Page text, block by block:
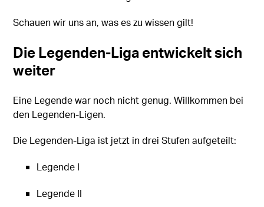
Schauen wir uns an, was es zu wissen gilt!
Die Legenden-Liga entwickelt sich
weiter
Eine Legende war noch nicht genug. Willkommen bei
den Legenden-Ligen.
Die Legenden-Liga ist jetzt in drei Stufen aufgeteilt:
Legende I
Legende II